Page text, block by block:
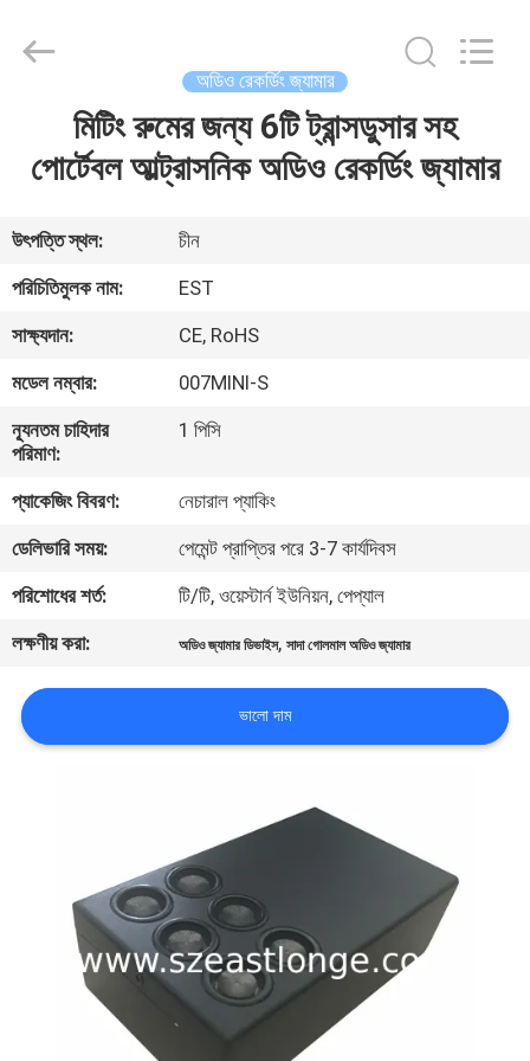
ভিডিও
আমাদের
সম্পর্কে
ভ্রমণ
মান
নিয়ন্ত্রণ
যোগাযোগ
করুন
উদ্ধৃতির
ELECTRONICS(HK)
CO.,LTD.
অডিও রেকর্ডিং জ্যামার
মিটিং রুমের জন্য 6টি ট্রান্সডুসার সহ
পোর্টেবল আল্ট্রাসনিক অডিও রেকর্ডিং জ্যামার
উৎপত্তি স্থল:
চীন
পরিচিতিমুলক নাম:
EST
সাক্ষ্যদান:
CE, RoHS
মডেল নম্বার:
007MINI-S
ন্যূনতম চাহিদার
পরিমাণ:
1 পিসি
প্যাকেজিং বিবরণ:
নেচারাল প্যাকিং
ডেলিভারি সময়:
পেমেন্ট প্রাপ্তির পরে 3-7 কার্যদিবস
পরিশোধের শর্ত:
টি/টি, ওয়েস্টার্ন ইউনিয়ন, পেপ্যাল
লক্ষণীয় করা:
অডিও জ্যামার ডিভাইস,সাদা গোলমাল অডিও জ্যামার
ভালো দাম